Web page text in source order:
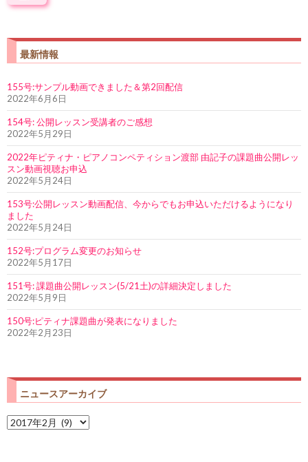
最新情報
155号:サンプル動画できました＆第2回配信
2022年6月6日
154号: 公開レッスン受講者のご感想
2022年5月29日
2022年ピティナ・ピアノコンペティション渡部 由記子の課題曲公開レッ
スン動画視聴お申込
2022年5月24日
153号:公開レッスン動画配信、今からでもお申込いただけるようになり
ました
2022年5月24日
152号:プログラム変更のお知らせ
2022年5月17日
151号: 課題曲公開レッスン(5/21土)の詳細決定しました
2022年5月9日
150号:ピティナ課題曲が発表になりました
2022年2月23日
ニュースアーカイブ
ニ
ュ